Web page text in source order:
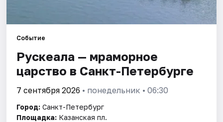
Событие
Рускеала — мраморное
царство в Санкт-Петербурге
7 сентября 2026 • понедельник • 06:30
Город: Санкт-Петербург
Площадка: Казанская пл.